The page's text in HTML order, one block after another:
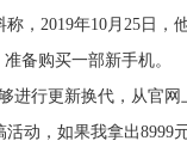
2019年10月25日，
备购买一部新手机。
行更新换代，从官网
动，如果我拿出8999